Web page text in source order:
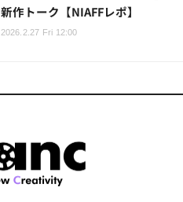
新作トーク【NIAFFレポ】
2026.2.27 Fri 12:00